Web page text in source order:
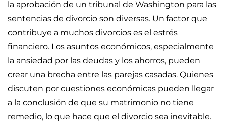
la aprobación de un tribunal de Washington para las
sentencias de divorcio son diversas. Un factor que
contribuye a muchos divorcios es el estrés
financiero. Los asuntos económicos, especialmente
la ansiedad por las deudas y los ahorros, pueden
crear una brecha entre las parejas casadas. Quienes
discuten por cuestiones económicas pueden llegar
a la conclusión de que su matrimonio no tiene
remedio, lo que hace que el divorcio sea inevitable.